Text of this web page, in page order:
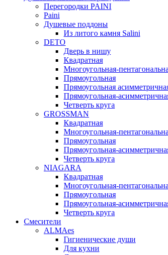
Перегородки PAINI
Paini
Душевые поддоны
Из литого камня Salini
DETO
Дверь в нишу
Квадратная
Многоугольная-
Прямоугольная
Прямоугольная
Прямоугольная-
Четверть круга
GROSSMAN
Квадратная
Многоугольная-
Прямоугольная
Прямоугольная-
Четверть круга
NIAGARA
Квадратная
Многоугольная-
Прямоугольная
Прямоугольная-
Четверть круга
Смесители
ALMAes
Гигиенические души
Для кухни